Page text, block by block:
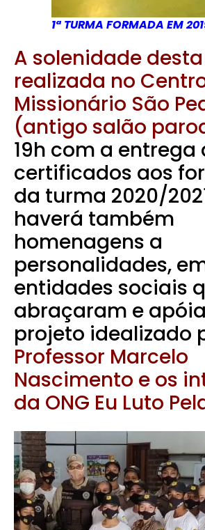
1ª TURMA FORMADA EM
A solenidade
realizada no
Missionário São
(antigo salão
19h com a entrega
certificados aos
da turma 2020/
haverá também
homenagens a
personalidades,
entidades sociais
abraçaram e
projeto idealizado
Professor Marcelo
Nascimento e os
da ONG Eu Luto